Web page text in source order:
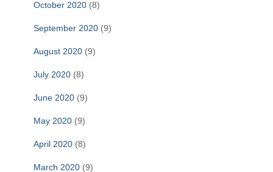
October 2020 (8)
September 2020 (9)
August 2020 (9)
July 2020 (8)
June 2020 (9)
May 2020 (9)
April 2020 (8)
March 2020 (9)